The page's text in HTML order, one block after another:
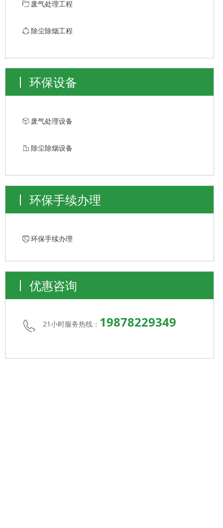
ꄁ 废气处理工程
ꁢ 除尘除烟工程
优惠咨询
21小时服务热线： 19878229349
环保设备
ꁦ 废气处理设备
ꀶ 除尘除烟设备
环保手续办理
ꁧ 环保手续办理